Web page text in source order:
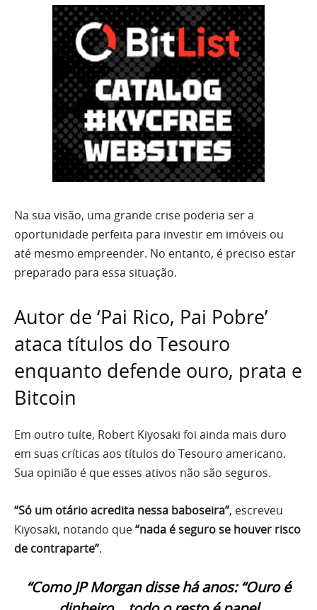
Na sua visão, uma grande crise poderia ser a
oportunidade perfeita para investir em imóveis ou
até mesmo empreender. No entanto, é preciso estar
preparado para essa situação.
Autor de ‘Pai Rico, Pai Pobre’
ataca títulos do Tesouro
enquanto defende ouro, prata e
Bitcoin
Em outro tuíte, Robert Kiyosaki foi ainda mais duro
em suas críticas aos títulos do Tesouro americano.
Sua opinião é que esses ativos não são seguros.
“Só um otário acredita nessa baboseira”, escreveu
Kiyosaki, notando que“nada é seguro se houver risco
de contraparte”.
“Como JP Morgan disse há anos: “Ouro é